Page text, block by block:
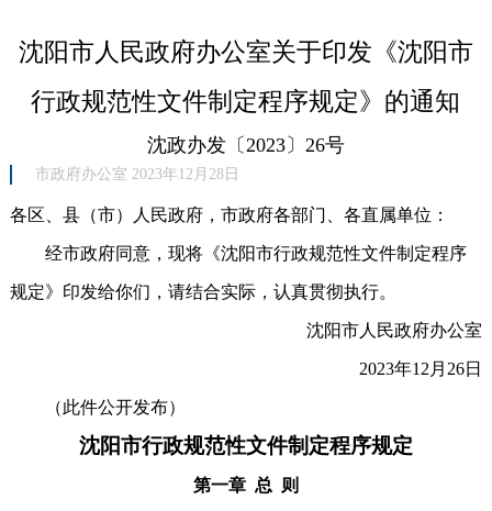
沈阳市人民政府办公室关于印发《沈阳市
行政规范性文件制定程序规定》的通知
沈政办发〔2023〕26号
市政府办公室 2023年12月28日
各区、县（市）人民政府，市政府各部门、各直属单位：
经市政府同意，现将《沈阳市行政规范性文件制定程序
规定》印发给你们，请结合实际，认真贯彻执行。
沈阳市人民政府办公室
2023年12月26日
（此件公开发布）
沈阳市行政规范性文件制定程序规定
第一章 总 则